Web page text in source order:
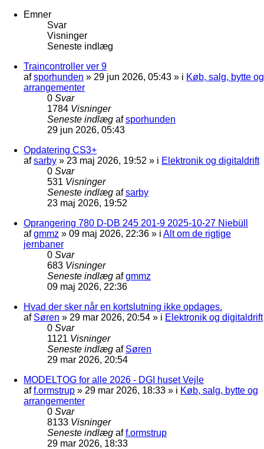
Emner
Svar
Visninger
Seneste indlæg
Traincontroller ver 9
afsporhunden » 29 jun 2026, 05:43 » i Køb, salg, bytte og
arrangementer
0 Svar
1784 Visninger
Seneste indlæg afsporhunden
29 jun 2026, 05:43
Opdatering CS3+
afsarby » 23 maj 2026, 19:52 » i Elektronik og digitaldrift
0 Svar
531 Visninger
Seneste indlæg afsarby
23 maj 2026, 19:52
Oprangering 780 D-DB 245 201-9 2025-10-27 Niebüll
afgmmz » 09 maj 2026, 22:36 » i Alt om de rigtige
jernbaner
0 Svar
683 Visninger
Seneste indlæg afgmmz
09 maj 2026, 22:36
Hvad der sker når en kortslutning ikke opdages.
af Søren » 29 mar 2026, 20:54 » i Elektronik og digitaldrift
0 Svar
1121 Visninger
Seneste indlæg af Søren
29 mar 2026, 20:54
MODELTOG for alle 2026 - DGI huset Vejle
aff.ormstrup » 29 mar 2026, 18:33 » i Køb, salg, bytte og
arrangementer
0 Svar
8133 Visninger
Seneste indlæg aff.ormstrup
29 mar 2026, 18:33